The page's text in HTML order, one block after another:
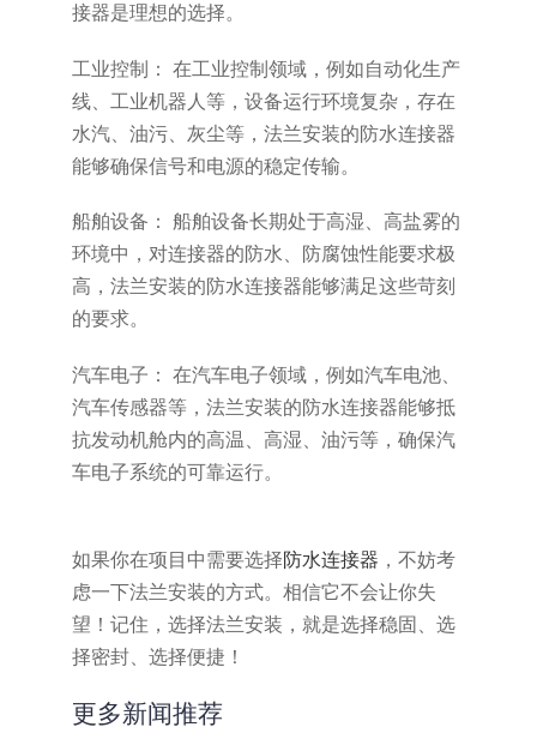
接器是理想的选择。
工业控制： 在工业控制领域，例如自动化生产
线、工业机器人等，设备运行环境复杂，存在
水汽、油污、灰尘等，法兰安装的防水连接器
能够确保信号和电源的稳定传输。
船舶设备： 船舶设备长期处于高湿、高盐雾的
环境中，对连接器的防水、防腐蚀性能要求极
高，法兰安装的防水连接器能够满足这些苛刻
的要求。
汽车电子： 在汽车电子领域，例如汽车电池、
汽车传感器等，法兰安装的防水连接器能够抵
抗发动机舱内的高温、高湿、油污等，确保汽
车电子系统的可靠运行。
如果你在项目中需要选择 防水连接器 ，不妨考
虑一下法兰安装的方式。相信它不会让你失
望！记住，选择法兰安装，就是选择稳固、选
择密封、选择便捷！
更多新闻推荐